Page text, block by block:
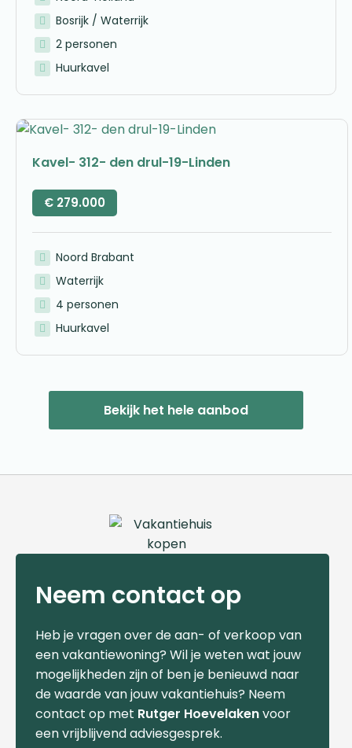
Bosrijk / Waterrijk
2 personen
Huurkavel
Kavel- 312- den drul-19-Linden
€ 279.000
Noord Brabant
Waterrijk
4 personen
Huurkavel
Bekijk het hele aanbod
Neem contact op
Heb je vragen over de aan- of verkoop van
een vakantiewoning? Wil je weten wat jouw
mogelijkheden zijn of ben je benieuwd naar
de waarde van jouw vakantiehuis? Neem
contact op met Rutger Hoevelakenvoor
een vrijblijvend adviesgesprek.